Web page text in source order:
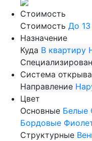
Стоимость
Стоимость До
Назначение
Куда В квартиру
Система
Направление
Цвет
Основные Белые
Бордовые
Структурные